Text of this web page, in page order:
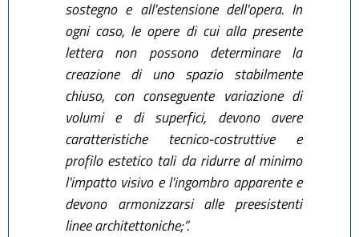
sostegno e all'estensione dell'opera. In
ogni caso, le opere di cui alla presente
lettera non possono determinare la
creazione di uno spazio stabilmente
chiuso, con conseguente variazione di
volumi e di superfici, devono avere
caratteristiche tecnico-costruttive e
profilo estetico tali da ridurre al minimo
l'impatto visivo e l'ingombro apparente e
devono armonizzarsi alle preesistenti
linee architettoniche;”.